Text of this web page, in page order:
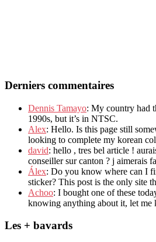
Derniers commentaires
Dennis Tamayo: My country had
1990s, but it’s in NTSC.
Alex: Hello. Is this page still
looking to complete my korean
david: hello , tres bel article !
conseiller sur canton ? j aimerais
Álex: Do you know where can I
sticker? This post is the only site
Achoo: I bought one of these
knowing anything about it, let me
Les + bavards